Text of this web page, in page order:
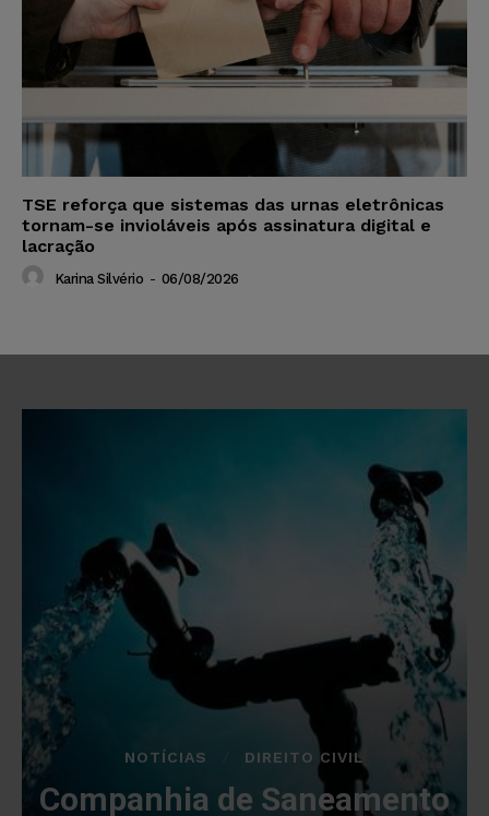
TSE reforça que sistemas das urnas eletrônicas
tornam-se invioláveis após assinatura digital e
lacração
Karina Silvério - 06/08/2026